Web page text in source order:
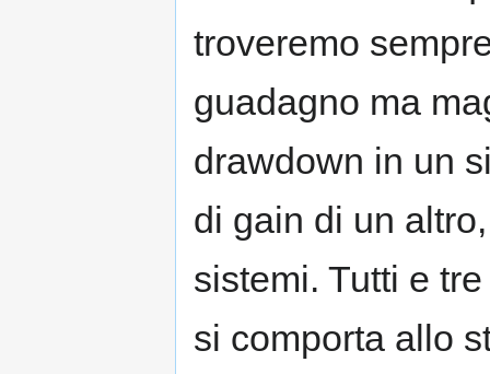
troveremo
guadagno ma
drawdown in un
di gain di un
sistemi. Tutti e
si comporta allo